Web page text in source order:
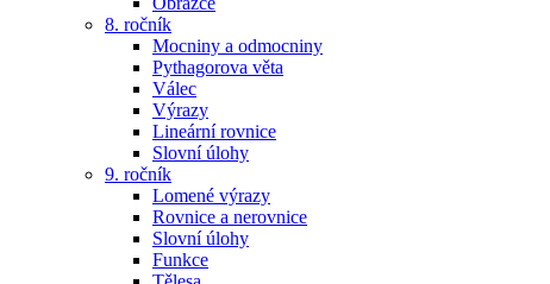
8. ročník
Mocniny a odmocniny
Pythagorova věta
Válec
Výrazy
Lineární rovnice
Slovní úlohy
9. ročník
Lomené výrazy
Rovnice a nerovnice
Slovní úlohy
Funkce